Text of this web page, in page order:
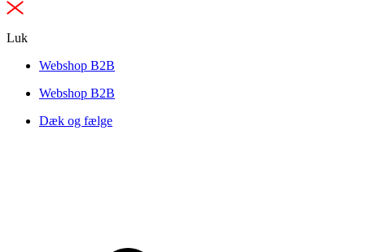
Luk
Webshop B2B
Webshop B2B
Dæk og fælge